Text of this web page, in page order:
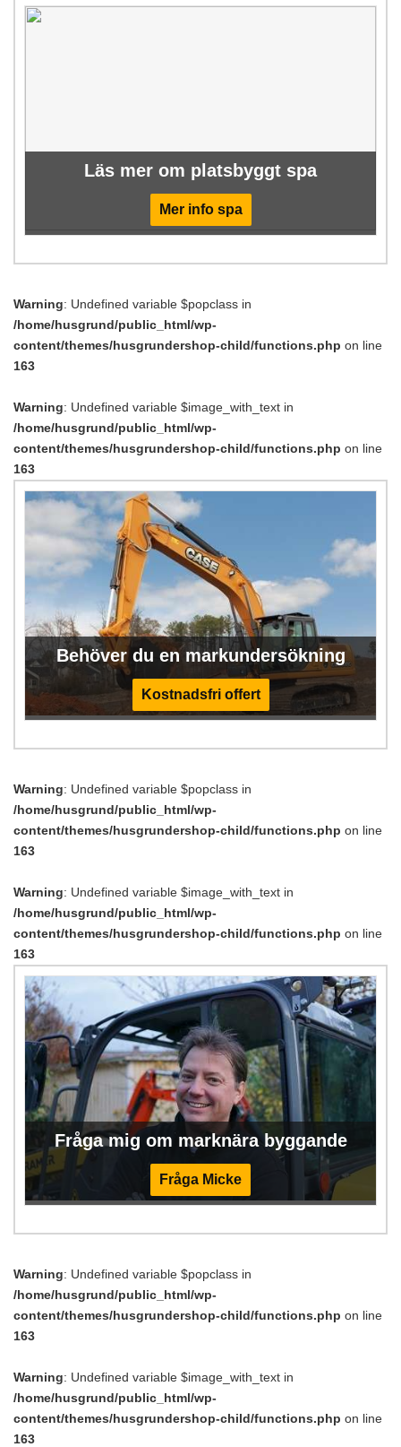
Läs mer om platsbyggt spa
Mer info spa
Warning: Undefined variable $popclass in
/home/husgrund/public_html/wp-
content/themes/husgrundershop-child/functions.php on line
163
Warning: Undefined variable $image_with_text in
/home/husgrund/public_html/wp-
content/themes/husgrundershop-child/functions.php on line
163
Behöver du en markundersökning
Kostnadsfri offert
Warning: Undefined variable $popclass in
/home/husgrund/public_html/wp-
content/themes/husgrundershop-child/functions.php on line
163
Warning: Undefined variable $image_with_text in
/home/husgrund/public_html/wp-
content/themes/husgrundershop-child/functions.php on line
163
Fråga mig om marknära byggande
Fråga Micke
Warning: Undefined variable $popclass in
/home/husgrund/public_html/wp-
content/themes/husgrundershop-child/functions.php on line
163
Warning: Undefined variable $image_with_text in
/home/husgrund/public_html/wp-
content/themes/husgrundershop-child/functions.php on line
163